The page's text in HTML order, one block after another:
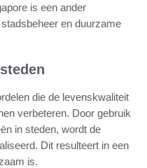
is een ander
en duurzame
die de levenskwaliteit
verbeteren. Door gebruik
in steden, wordt de
Dit resulteert in een
is.